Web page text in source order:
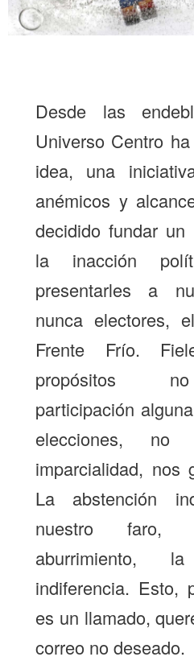
Desde las
Universo Centro
idea, una
anémicos y
decidido fundar un
la inacción
presentarles a
nunca electores,
Frente Frío.
propósitos
participación
elecciones,
imparcialidad, nos
La abstención
nuestro faro,
aburrimiento,
indiferencia. Esto,
es un llamado,
correo no deseado.